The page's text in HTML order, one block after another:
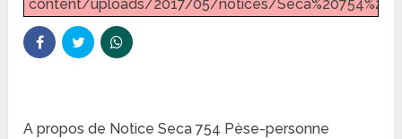
content/uploads/2017/05/notices/
A propos de Notice Seca 754 Pèse-personne